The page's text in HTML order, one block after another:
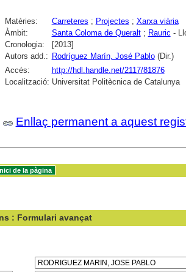
Matèries: Carreteres ; Projectes ; Xarxa viària
Àmbit:
Santa Coloma de Queralt; Rauric -
Cronologia:
[2013]
Autors add.: Rodríguez Marín, José Pablo(Dir.)
Accés:
http://hdl.handle.net/2117/81876
Localització: Universitat Politècnica de Catalunya
Enllaç permanent a aquest
: Formulari avançat